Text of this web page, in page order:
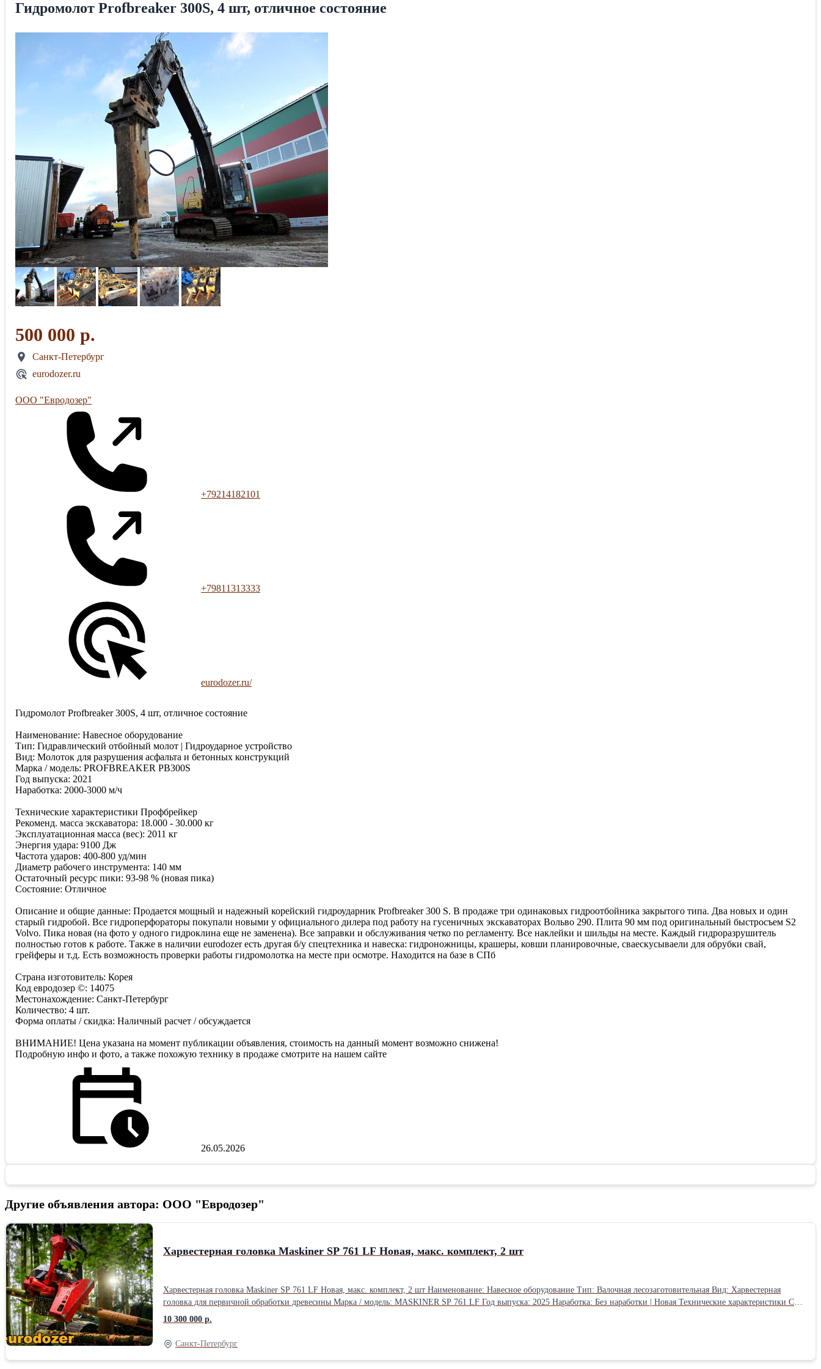
Гидромолот Profbreaker 300S, 4 шт, отличное состояние
500 000 р.
Санкт-Петербург
eurodozer.ru
ООО "Евродозер"
+79214182101
+79811313333
eurodozer.ru/
Гидромолот Profbreaker 300S, 4 шт, отличное состояние
Наименование: Навесное оборудование
Тип: Гидравлический отбойный молот | Гидроударное устройство
Вид: Молоток для разрушения асфальта и бетонных конструкций
Марка / модель: PROFBREAKER PB300S
Год выпуска: 2021
Наработка: 2000-3000 м/ч
Технические характеристики Профбрейкер
Рекоменд. масса экскаватора: 18.000 - 30.000 кг
Эксплуатационная масса (вес): 2011 кг
Энергия удара: 9100 Дж
Частота ударов: 400-800 уд/мин
Диаметр рабочего инструмента: 140 мм
Остаточный ресурс пики: 93-98 % (новая пика)
Состояние: Отличное
Описание и общие данные: Продается мощный и надежный корейский гидроударник Profbreaker 300 S. В продаже три одинаковых гидроотбойника закрытого типа. Два новых и один
старый гидробой. Все гидроперфораторы покупали новыми у официального дилера под работу на гусеничных экскаваторах Вольво 290. Плита 90 мм под оригинальный быстросъем S2
Volvo. Пика новая (на фото у одного гидроклина еще не заменена). Все заправки и обслуживания четко по регламенту. Все наклейки и шильды на месте. Каждый гидроразрушитель
полностью готов к работе. Также в наличии eurodozer есть другая б/у спецтехника и навеска: гидроножницы, крашеры, ковши планировочные, сваескусываели для обрубки свай,
грейферы и т.д. Есть возможность проверки работы гидромолотка на месте при осмотре. Находится на базе в СПб
Страна изготовитель: Корея
Код евродозер ©: 14075
Местонахождение: Санкт-Петербург
Количество: 4 шт.
Форма оплаты / скидка: Наличный расчет / обсуждается
ВНИМАНИЕ! Цена указана на момент публикации объявления, стоимость на данный момент возможно снижена!
Подробную инфо и фото, а также похожую технику в продаже смотрите на нашем сайте
26.05.2026
Другие объявления автора: ООО "Евродозер"
Харвестерная головка Maskiner SP 761 LF Новая, макс. комплект, 2 шт
Харвестерная головка Maskiner SP 761 LF Новая, макс. комплект, 2 шт Наименование: Навесное оборудование Тип: Валочная лесозаготовительная Вид: Харвестерная
головка для первичной обработки древесины Марка / модель: MASKINER SP 761 LF Год выпуска: 2025 Наработка: Без наработки | Новая Технические характеристики СП
Маскинер Эксплуатационная масса (вес): 1750 кг Рекоменд. вес харвестера: 18000 - 32000 кг Рекоменд. вес экскаватора: 20000 - 35000 кг Макс. диаметр спила: 750 мм
Оптим. для макс. произв-ти: 200 - 560 мм Мин. требования гидравлики: 260 - 300 бар Остаточный ресурс резцов: 100 % Состояние: Новая Описание и общие данные: В
продаже самая мощная высокопроизводительная шведская харвестерная головка от легендарного бренда SP Maskiner AB – компания Maskiner является первым
производителем харвестерных головок. Валочный агрегат SP Maskiner 761 Always Ahead это сверхмощная головка, аналог финской Ponsse H7HD и H8HD, Komatsu S172,
Waratah H415, Logmax 7000 и др. Вместе с головкой поставляется полный комплект для установки: оригинальная система управления DASA с монитором, джойстики
10 300 000 р.
Санкт-Петербург